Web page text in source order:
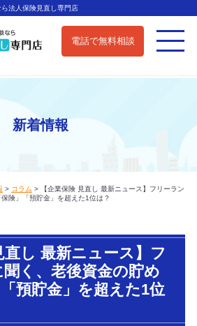
法人保険見直し専門店
電話で無料相談
新着情報
> コラム >
【企業保険 見直し 最新ニュース】フリーラン
険」「預貯金」を超えた1位は？
直し 最新ニュース】フ
く、老後資金の貯め
預貯金」を超えた1位